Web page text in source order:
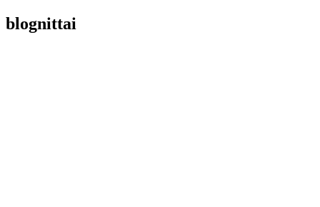
blognittai